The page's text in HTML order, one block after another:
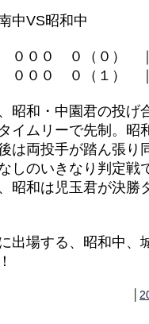
中VS昭和中
０００ ０（０）
０００ ０（１）
昭和・中園君の投げ
イムリーで先制。昭
は両投手が踏ん張り
しのいきなり判定戦
昭和は児玉君が決勝
出場する、昭和中、